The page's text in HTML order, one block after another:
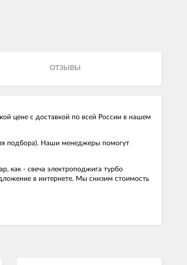
ОТЗЫВЫ
цене с доставкой по всей России в нашем
подбора). Наши менеджеры помогут
как - свеча электроподжига турбо
в интернете. Мы снизим стоимость